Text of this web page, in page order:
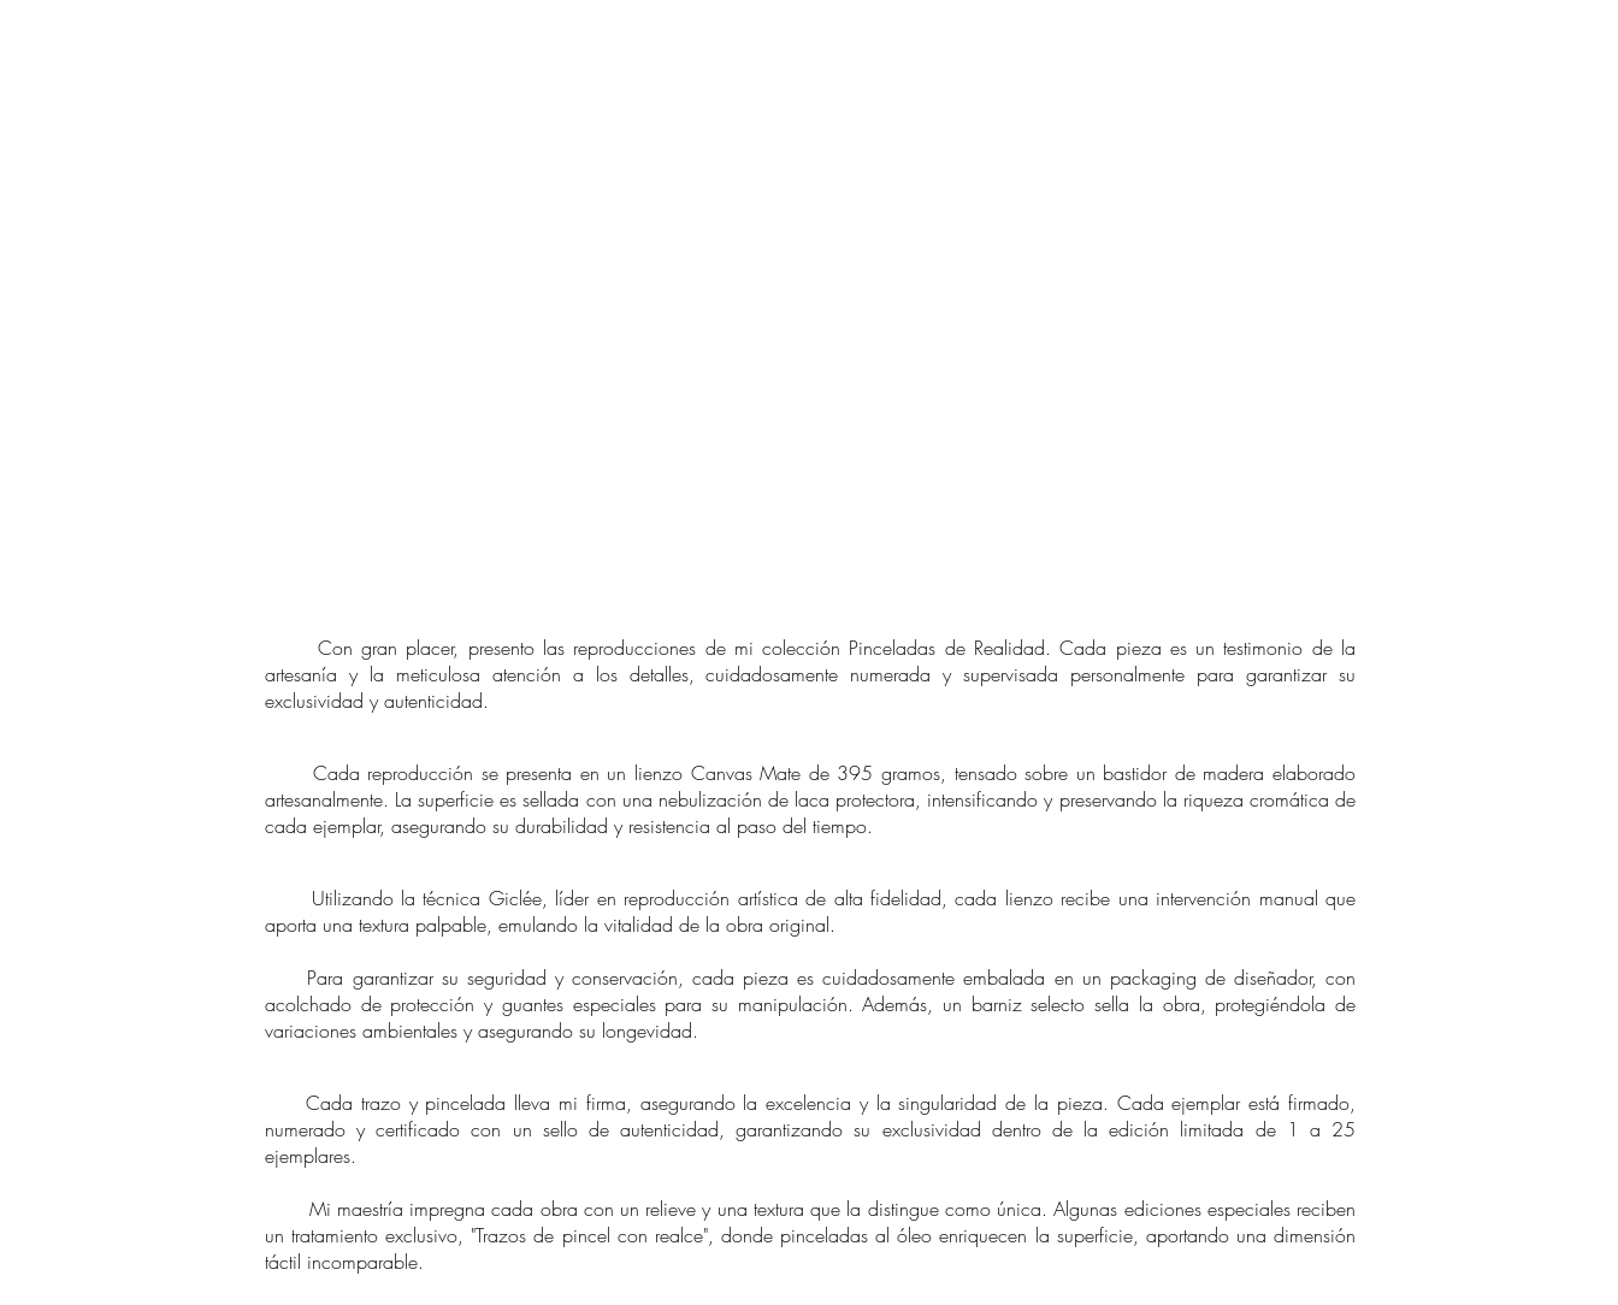
Con gran placer, presento las reproducciones de mi colección Pinceladas de Realidad. Cada pieza es un testimonio de la
artesanía y la meticulosa atención a los detalles, cuidadosamente numerada y supervisada personalmente para garantizar su
exclusividad y autenticidad.
Cada reproducción se presenta en un lienzo Canvas Mate de 395 gramos, tensado sobre un bastidor de madera elaborado
artesanalmente. La superficie es sellada con una nebulización de laca protectora, intensificando y preservando la riqueza cromática de
cada ejemplar, asegurando su durabilidad y resistencia al paso del tiempo.
Utilizando la técnica Giclée, líder en reproducción artística de alta fidelidad, cada lienzo recibe una intervención manual que
aporta una textura palpable, emulando la vitalidad de la obra original.
Para garantizar su seguridad y conservación, cada pieza es cuidadosamente embalada en un packaging de diseñador, con
acolchado de protección y guantes especiales para su manipulación. Además, un barniz selecto sella la obra, protegiéndola de
variaciones ambientales y asegurando su longevidad.
Cada trazo y pincelada lleva mi firma, asegurando la excelencia y la singularidad de la pieza. Cada ejemplar está firmado,
numerado y certificado con un sello de autenticidad, garantizando su exclusividad dentro de la edición limitada de 1 a 25
ejemplares.
Mi maestría impregna cada obra con un relieve y una textura que la distingue como única. Algunas ediciones especiales reciben
un tratamiento exclusivo, "Trazos de pincel con realce", donde pinceladas al óleo enriquecen la superficie, aportando una dimensión
táctil incomparable.